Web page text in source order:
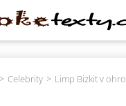
Celebrity
Limp Bizkit v